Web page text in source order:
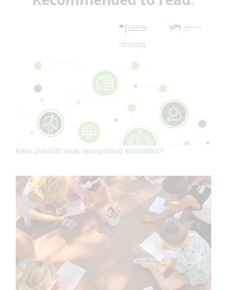
Kako prekinuti lanac energetskog siromaštva?